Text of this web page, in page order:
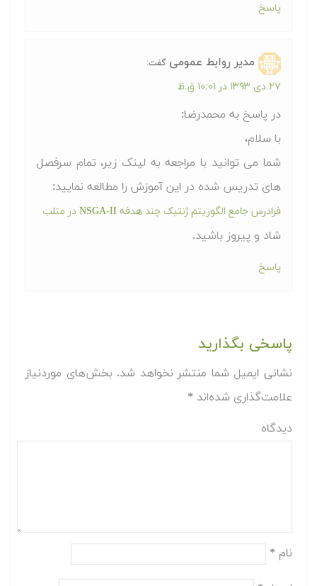
پاسخ
مدیر روابط عمومی گفت:
۲۷ دی ۱۳۹۳ در ۱۰:۰۱ ق.ظ
در پاسخ به محمدرضا:
با سلام،
شما می توانید با مراجعه به لینک زیر، تمام سرفصل
های تدریس شده در این آموزش را مطالعه نمایید:
فرادرس جامع الگوریتم ژنتیک چند هدفه NSGA-II در متلب
شاد و پیروز باشید.
پاسخ
پاسخی بگذارید
نشانی ایمیل شما منتشر نخواهد شد. بخش‌های موردنیاز
علامت‌گذاری شده‌اند *
دیدگاه
نام *